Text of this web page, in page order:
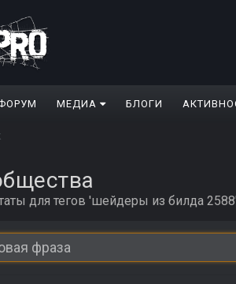
МЕДИА БЛОГИ
для тегов 'шейдеры из билда